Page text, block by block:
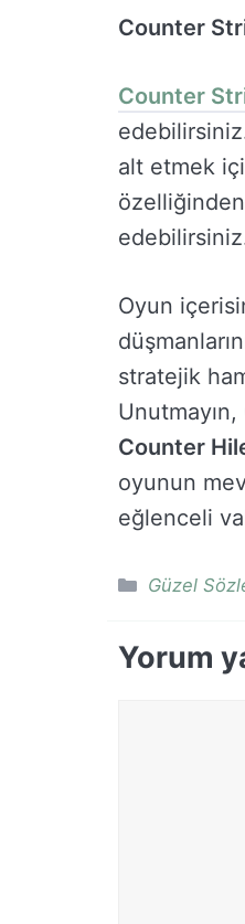
Counter
Counter
alt etmek
Oyun
stratejik
Unutmayın,
Counter
oyunun
eğlenceli
Kategoriler
Güzel
Yorum